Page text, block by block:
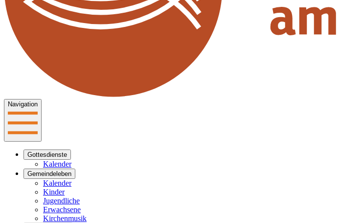
Navigation
Gottesdienste
Kalender
Gemeindeleben
Kalender
Kinder
Jugendliche
Erwachsene
Kirchenmusik